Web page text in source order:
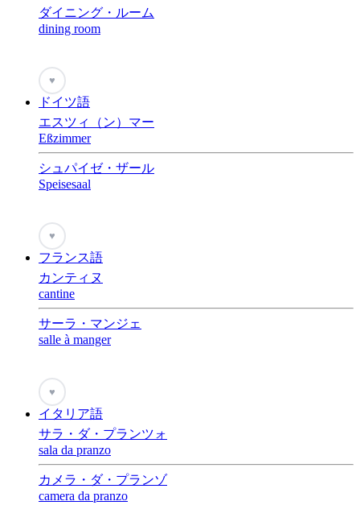
ダイニング・ルーム
dining room
♥
ドイツ語
エスツィ（ン）マー
Eßzimmer
シュパイゼ・ザール
Speisesaal
♥
フランス語
カンティヌ
cantine
サーラ・マンジェ
salle à manger
♥
イタリア語
サラ・ダ・プランツォ
sala da pranzo
カメラ・ダ・プランゾ
camera da pranzo